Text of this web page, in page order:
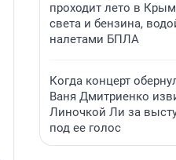
проходит лето в
света и бензина,
налетами БПЛА
Когда концерт
Ваня Дмитриенко
Линочкой Ли за
под ее голос